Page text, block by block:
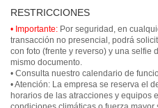
RESTRICCIONES
• Importante: Por seguridad, en
transacción no presencial, podrá
con foto (frente y reverso) y una selfie
mismo documento.
• Consulta nuestro calendario de
• Atención: La empresa se reserva el
horarios de las atracciones y equipos